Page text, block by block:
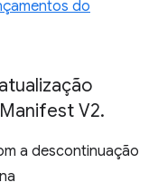
do
V2.
a descontinuação